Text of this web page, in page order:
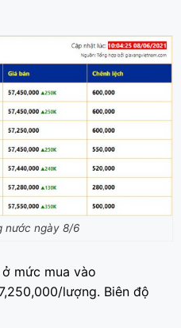
nước ngày 8/6
mức mua vào
lượng. Biên độ